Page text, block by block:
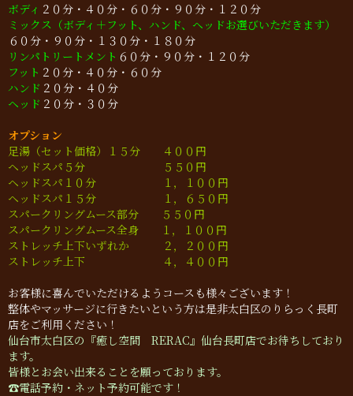
ボディ ２０分・４０分・６０分・９０分・１２０分
ミックス（ボディ＋フット、ハンド、ヘッドお選びいただきます）
６０分・９０分・１３０分・１８０分
リンパトリートメント ６０分・９０分・１２０分
フット ２０分・４０分・６０分
ハンド ２０分・４０分
ヘッド ２０分・３０分
オプション
足湯（セット価格）１５分 ４００ 円
ヘッドスパ５分 ５５０円
ヘッドスパ１０分 １，１００円
ヘッドスパ１５分 １，６５０円
スパークリングムース部分 ５５０円
スパークリングムース全身 １，１００円
ストレッチ上下いずれか ２，２００円
ストレッチ上下 ４，４００円
お客様に喜んでいただけるようコースも様々ございます！
整体やマッサージに行きたいという方は是非太白区のりらっく長町
店をご利用ください！
仙台市太白区の『癒し空間 RERAC』仙台長町店でお待ちしており
ます。
皆様とお会い出来ることを願っております。
☎︎電話予約・ネット予約可能です！